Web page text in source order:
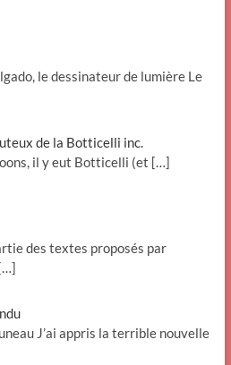
le dessinateur de lumière Le
de la Botticelli inc.
il y eut Botticelli (et […]
des textes proposés par
J’ai appris la terrible nouvelle